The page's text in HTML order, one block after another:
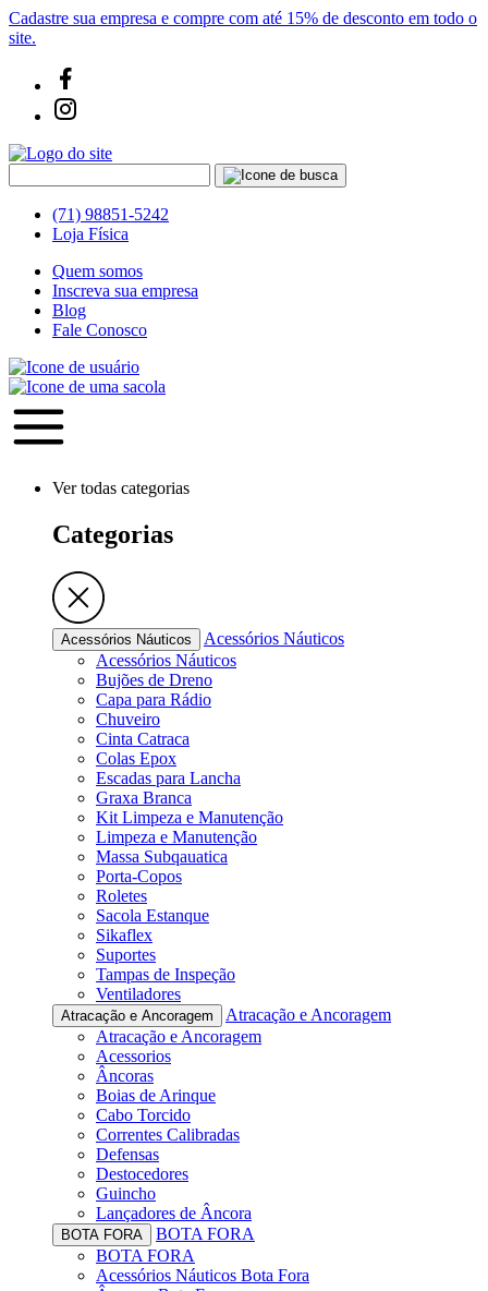
Cadastre sua empresa e compre com até 15% de desconto em todo o
site.
(71) 98851-5242
Loja Física
Quem somos
Inscreva sua empresa
Blog
Fale Conosco
Ver todas categorias
Categorias
Acessórios Náuticos
Acessórios Náuticos
Acessórios Náuticos
Bujões de Dreno
Capa para Rádio
Chuveiro
Cinta Catraca
Colas Epox
Escadas para Lancha
Graxa Branca
Kit Limpeza e Manutenção
Limpeza e Manutenção
Massa Subqauatica
Porta-Copos
Roletes
Sacola Estanque
Sikaflex
Suportes
Tampas de Inspeção
Ventiladores
Atracação e Ancoragem
Atracação e Ancoragem
Atracação e Ancoragem
Acessorios
Âncoras
Boias de Arinque
Cabo Torcido
Correntes Calibradas
Defensas
Destocedores
Guincho
Lançadores de Âncora
BOTA FORA
BOTA FORA
BOTA FORA
Acessórios Náuticos Bota Fora